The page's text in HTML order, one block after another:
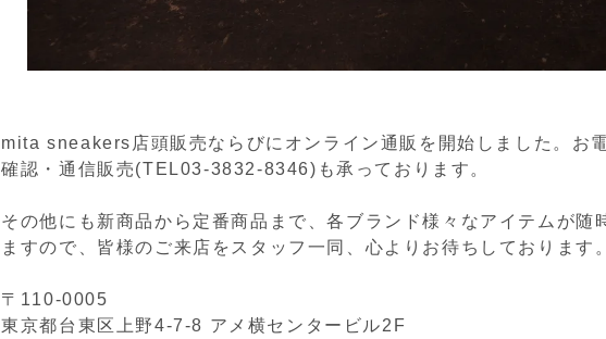
mita sneakers店頭販売ならびにオンライン通販を開始しました。お
確認・通信販売(TEL03-3832-8346)も承っております。
その他にも新商品から定番商品まで、各ブランド様々なアイテムが随
ますので、皆様のご来店をスタッフ一同、心よりお待ちしております
〒110-0005
東京都台東区上野4-7-8 アメ横センタービル2F